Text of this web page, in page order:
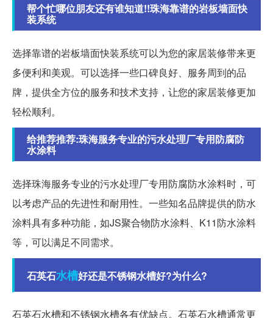
帮个忙哪位朋友还有谁知道!!珠海靠谱的岩板墙面快
装系统
选择靠谱的岩板墙面快装系统可以为您的家居装修带来更
多便利和美观。可以选择一些口碑良好、服务周到的品
牌，提供全方位的服务和技术支持，让您的家居装修更加
轻松顺利。
给推荐推荐:珠海服务专业的污水处理厂专用防腐防
水涂料
选择珠海服务专业的污水处理厂专用防腐防水涂料时，可
以考虑产品的先进性和耐用性。一些知名品牌提供的防水
涂料具有多种功能，如JS聚合物防水涂料、K11防水涂料
等，可以满足不同需求。
石英石水槽好还是不锈钢水槽好?为什么?
石英石水槽和不锈钢水槽各有优缺点。石英石水槽通常更